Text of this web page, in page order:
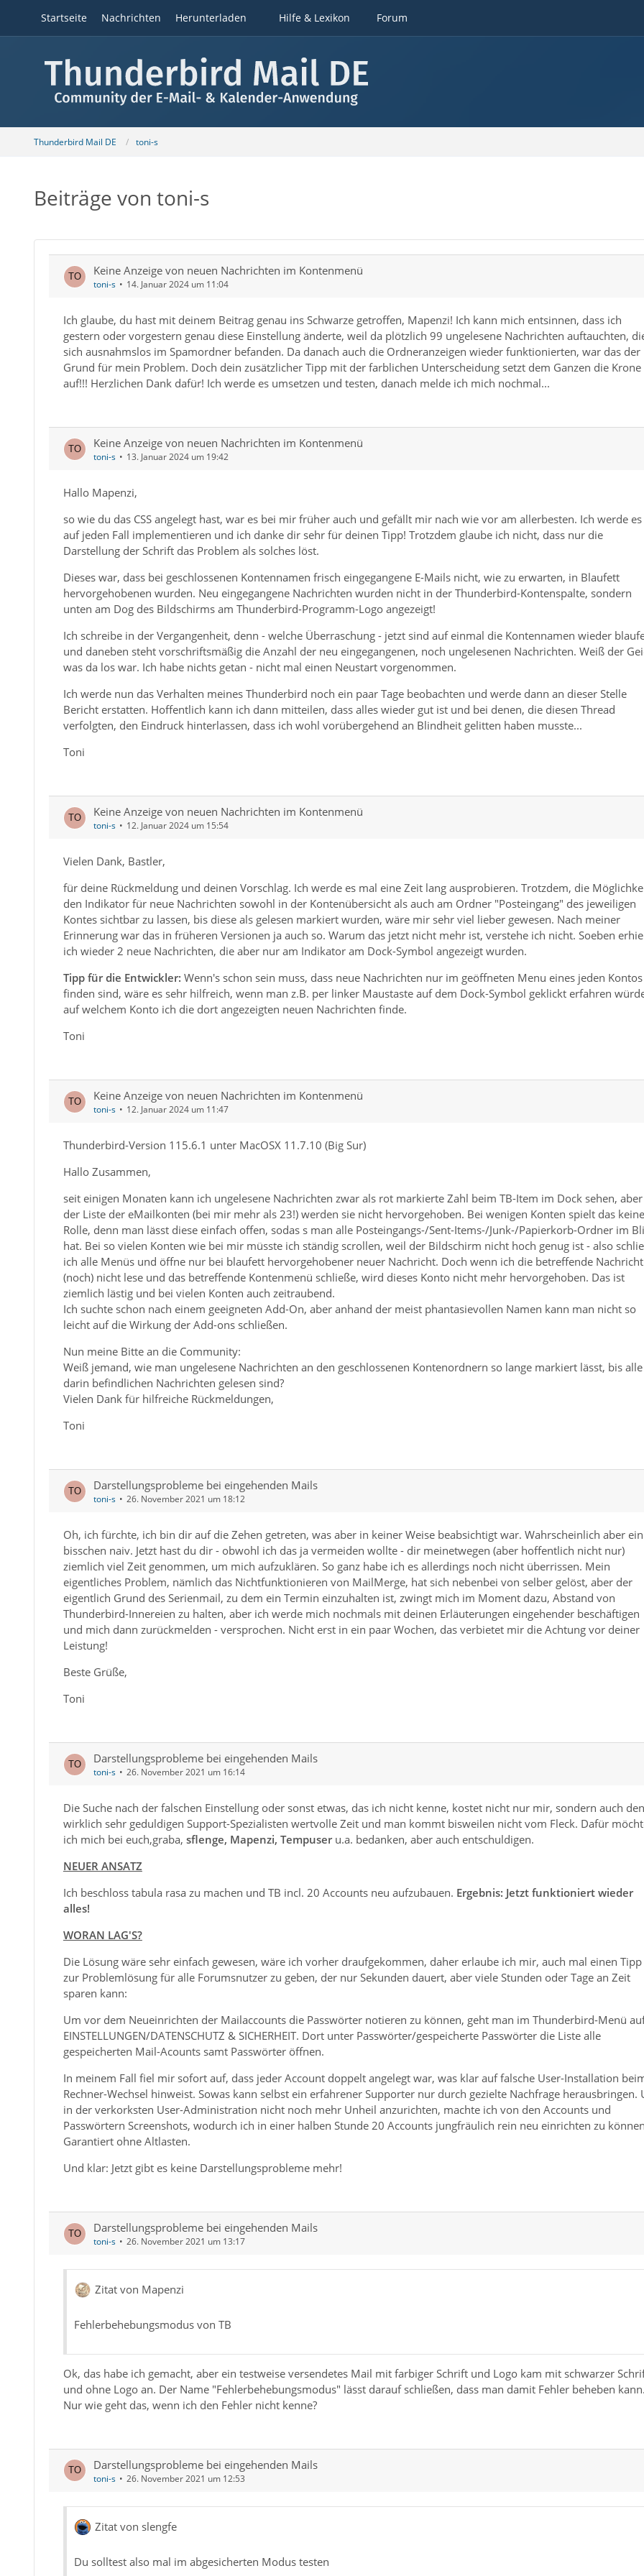
Startseite Nachrichten Herunterladen Hilfe & Lexikon Forum
Thunderbird Mail DE toni-s
Beiträge von toni-s
Keine Anzeige von neuen Nachrichten im Kontenmenü
toni-s 14. Januar 2024 um 11:04
Ich glaube, du hast mit deinem Beitrag genau ins Schwarze getroffen, Mapenzi! Ich kann mich entsinnen, dass ich
gestern oder vorgestern genau diese Einstellung änderte, weil da plötzlich 99 ungelesene Nachrichten auftauchten,
sich ausnahmslos im Spamordner befanden. Da danach auch die Ordneranzeigen wieder funktionierten, war das der
Grund für mein Problem. Doch dein zusätzlicher Tipp mit der farblichen Unterscheidung setzt dem Ganzen die Krone
auf!!! Herzlichen Dank dafür! Ich werde es umsetzen und testen, danach melde ich mich nochmal...
Keine Anzeige von neuen Nachrichten im Kontenmenü
toni-s 13. Januar 2024 um 19:42
Hallo Mapenzi,
so wie du das CSS angelegt hast, war es bei mir früher auch und gefällt mir nach wie vor am allerbesten. Ich werde es
auf jeden Fall implementieren und ich danke dir sehr für deinen Tipp! Trotzdem glaube ich nicht, dass nur die
Darstellung der Schrift das Problem als solches löst.
Dieses war, dass bei geschlossenen Kontennamen frisch eingegangene E-Mails nicht, wie zu erwarten, in Blaufett
hervorgehobenen wurden. Neu eingegangene Nachrichten wurden nicht in der Thunderbird-Kontenspalte, sondern
unten am Dog des Bildschirms am Thunderbird-Programm-Logo angezeigt!
Ich schreibe in der Vergangenheit, denn - welche Überraschung - jetzt sind auf einmal die Kontennamen wieder
und daneben steht vorschriftsmäßig die Anzahl der neu eingegangenen, noch ungelesenen Nachrichten. Weiß der
was da los war. Ich habe nichts getan - nicht mal einen Neustart vorgenommen.
Ich werde nun das Verhalten meines Thunderbird noch ein paar Tage beobachten und werde dann an dieser Stelle
Bericht erstatten. Hoffentlich kann ich dann mitteilen, dass alles wieder gut ist und bei denen, die diesen Thread
verfolgten, den Eindruck hinterlassen, dass ich wohl vorübergehend an Blindheit gelitten haben musste...
Toni
Keine Anzeige von neuen Nachrichten im Kontenmenü
toni-s 12. Januar 2024 um 15:54
Vielen Dank, Bastler,
für deine Rückmeldung und deinen Vorschlag. Ich werde es mal eine Zeit lang ausprobieren. Trotzdem, die
den Indikator für neue Nachrichten sowohl in der Kontenübersicht als auch am Ordner "Posteingang" des jeweiligen
Kontes sichtbar zu lassen, bis diese als gelesen markiert wurden, wäre mir sehr viel lieber gewesen. Nach meiner
Erinnerung war das in früheren Versionen ja auch so. Warum das jetzt nicht mehr ist, verstehe ich nicht. Soeben
ich wieder 2 neue Nachrichten, die aber nur am Indikator am Dock-Symbol angezeigt wurden.
Tipp für die Entwickler: Wenn's schon sein muss, dass neue Nachrichten nur im geöffneten Menu eines jeden
finden sind, wäre es sehr hilfreich, wenn man z.B. per linker Maustaste auf dem Dock-Symbol geklickt erfahren
auf welchem Konto ich die dort angezeigten neuen Nachrichten finde.
Toni
Keine Anzeige von neuen Nachrichten im Kontenmenü
toni-s 12. Januar 2024 um 11:47
Thunderbird-Version 115.6.1 unter MacOSX 11.7.10 (Big Sur)
Hallo Zusammen,
seit einigen Monaten kann ich ungelesene Nachrichten zwar als rot markierte Zahl beim TB-Item im Dock sehen,
der Liste der eMailkonten (bei mir mehr als 23!) werden sie nicht hervorgehoben. Bei wenigen Konten spielt das keine
Rolle, denn man lässt diese einfach offen, sodas s man alle Posteingangs-/Sent-Items-/Junk-/Papierkorb-Ordner im
hat. Bei so vielen Konten wie bei mir müsste ich ständig scrollen, weil der Bildschirm nicht hoch genug ist - also
ich alle Menüs und öffne nur bei blaufett hervorgehobener neuer Nachricht. Doch wenn ich die betreffende Nachricht
(noch) nicht lese und das betreffende Kontenmenü schließe, wird dieses Konto nicht mehr hervorgehoben. Das ist
ziemlich lästig und bei vielen Konten auch zeitraubend.
Ich suchte schon nach einem geeigneten Add-On, aber anhand der meist phantasievollen Namen kann man nicht so
leicht auf die Wirkung der Add-ons schließen.
Nun meine Bitte an die Community:
Weiß jemand, wie man ungelesene Nachrichten an den geschlossenen Kontenordnern so lange markiert lässt, bis alle
darin befindlichen Nachrichten gelesen sind?
Vielen Dank für hilfreiche Rückmeldungen,
Toni
Darstellungsprobleme bei eingehenden Mails
toni-s 26. November 2021 um 18:12
Oh, ich fürchte, ich bin dir auf die Zehen getreten, was aber in keiner Weise beabsichtigt war. Wahrscheinlich aber ein
bisschen naiv. Jetzt hast du dir - obwohl ich das ja vermeiden wollte - dir meinetwegen (aber hoffentlich nicht nur)
ziemlich viel Zeit genommen, um mich aufzuklären. So ganz habe ich es allerdings noch nicht überrissen. Mein
eigentliches Problem, nämlich das Nichtfunktionieren von MailMerge, hat sich nebenbei von selber gelöst, aber der
eigentlich Grund des Serienmail, zu dem ein Termin einzuhalten ist, zwingt mich im Moment dazu, Abstand von
Thunderbird-Innereien zu halten, aber ich werde mich nochmals mit deinen Erläuterungen eingehender beschäftigen
und mich dann zurückmelden - versprochen. Nicht erst in ein paar Wochen, das verbietet mir die Achtung vor deiner
Leistung!
Beste Grüße,
Toni
Darstellungsprobleme bei eingehenden Mails
toni-s 26. November 2021 um 16:14
Die Suche nach der falschen Einstellung oder sonst etwas, das ich nicht kenne, kostet nicht nur mir, sondern auch den
wirklich sehr geduldigen Support-Spezialisten wertvolle Zeit und man kommt bisweilen nicht vom Fleck. Dafür
ich mich bei euch,graba, sflenge, Mapenzi, Tempuser u.a. bedanken, aber auch entschuldigen.
NEUER ANSATZ
Ich beschloss tabula rasa zu machen und TB incl. 20 Accounts neu aufzubauen. Ergebnis: Jetzt funktioniert wieder
alles!
WORAN LAG'S?
Die Lösung wäre sehr einfach gewesen, wäre ich vorher draufgekommen, daher erlaube ich mir, auch mal einen Tipp
zur Problemlösung für alle Forumsnutzer zu geben, der nur Sekunden dauert, aber viele Stunden oder Tage an Zeit
sparen kann:
Um vor dem Neueinrichten der Mailaccounts die Passwörter notieren zu können, geht man im Thunderbird-Menü
EINSTELLUNGEN/DATENSCHUTZ & SICHERHEIT. Dort unter Passwörter/gespeicherte Passwörter die Liste alle
gespeicherten Mail-Acounts samt Passwörter öffnen.
In meinem Fall fiel mir sofort auf, dass jeder Account doppelt angelegt war, was klar auf falsche User-Installation
Rechner-Wechsel hinweist. Sowas kann selbst ein erfahrener Supporter nur durch gezielte Nachfrage herausbringen.
in der verkorksten User-Administration nicht noch mehr Unheil anzurichten, machte ich von den Accounts und
Passwörtern Screenshots, wodurch ich in einer halben Stunde 20 Accounts jungfräulich rein neu einrichten zu
Garantiert ohne Altlasten.
Und klar: Jetzt gibt es keine Darstellungsprobleme mehr!
Darstellungsprobleme bei eingehenden Mails
toni-s 26. November 2021 um 13:17
Zitat von Mapenzi
Fehlerbehebungsmodus von TB
Ok, das habe ich gemacht, aber ein testweise versendetes Mail mit farbiger Schrift und Logo kam mit schwarzer
und ohne Logo an. Der Name "Fehlerbehebungsmodus" lässt darauf schließen, dass man damit Fehler beheben
Nur wie geht das, wenn ich den Fehler nicht kenne?
Darstellungsprobleme bei eingehenden Mails
toni-s 26. November 2021 um 12:53
Zitat von slengfe
Du solltest also mal im abgesicherten Modus testen